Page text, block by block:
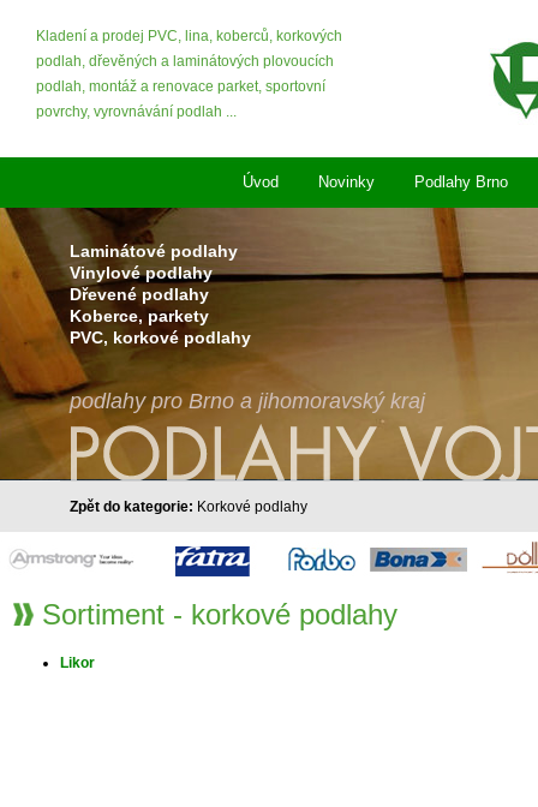
Kladení a prodej PVC, lina, koberců, korkových
podlah, dřevěných a laminátových plovoucích
podlah, montáž a renovace parket, sportovní
povrchy, vyrovnávání podlah ...
Laminátové podlahy
Vinylové podlahy
Dřevené podlahy
Koberce, parkety
PVC, korkové podlahy
podlahy pro Brno a jihomoravský kraj
Úvod Novinky Podlahy Brno
Zpět do kategorie: Korkové podlahy
Sortiment - korkové podlahy
Likor